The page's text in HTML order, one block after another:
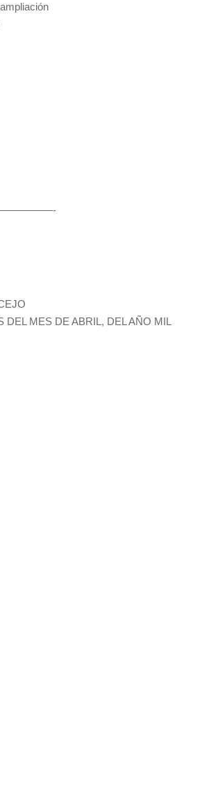
MES DE ABRIL, DEL AÑO MIL